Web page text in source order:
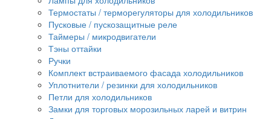
Термостаты / терморегуляторы для холодильников
Пусковые / пускозащитные реле
Таймеры / микродвигатели
Тэны оттайки
Ручки
Комплект встраиваемого фасада холодильников
Уплотнители / резинки для холодильников
Петли для холодильников
Замки для торговых морозильных ларей и витрин